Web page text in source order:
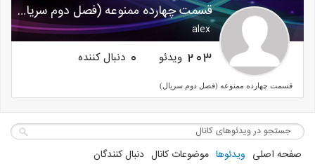
قسمت چهارده ممنوعه (فصل دوم سریال)
alex
203 ویدئو 0 دنبال کننده
قسمت چهارده ممنوعه (فصل دوم سریال)
صفحه اصلی ویدئوها موضوعات کانال دنبال کنندگان